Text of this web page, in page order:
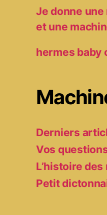
Je donne une
et une
hermes baby
Derniers
Vos
L’histoire
Petit